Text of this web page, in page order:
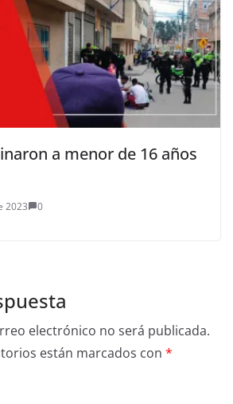
a menor de 16 años
2023 0
electrónico no será publicada.
están marcados con *